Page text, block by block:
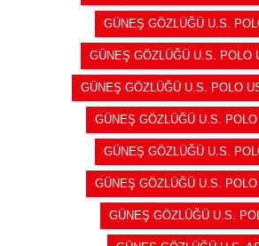
GÜNEŞ GÖZLÜĞÜ U.S.
GÜNEŞ GÖZLÜĞÜ U.S. POLO
GÜNEŞ GÖZLÜĞÜ U.S. POLO
GÜNEŞ GÖZLÜĞÜ U.S.
GÜNEŞ GÖZLÜĞÜ U.S.
GÜNEŞ GÖZLÜĞÜ U.S.
GÜNEŞ GÖZLÜĞÜ U.S.